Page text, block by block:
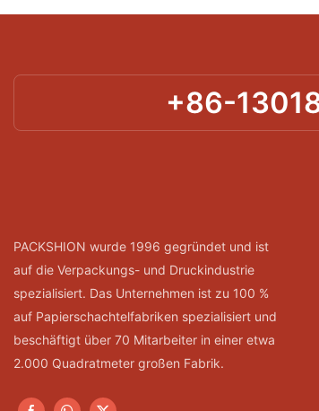
+86-
PACKSHION wurde 1996 gegründet und ist
auf die Verpackungs- und Druckindustrie
spezialisiert. Das Unternehmen ist zu 100 %
auf Papierschachtelfabriken spezialisiert und
beschäftigt über 70 Mitarbeiter in einer etwa
2.000 Quadratmeter großen Fabrik.